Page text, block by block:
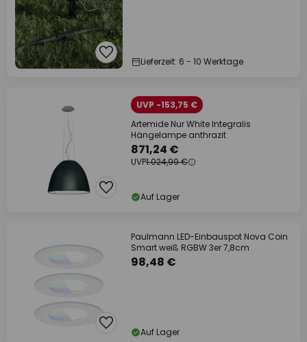
Lieferzeit: 6 - 10 Werktage
UVP -153,75 €
Artemide Nur White Integralis
Hängelampe anthrazit
871,24 €
UVP1.024,99 €
Auf Lager
Paulmann LED-Einbauspot Nova Coin
Smart weiß RGBW 3er 7,8cm
98,48 €
Auf Lager